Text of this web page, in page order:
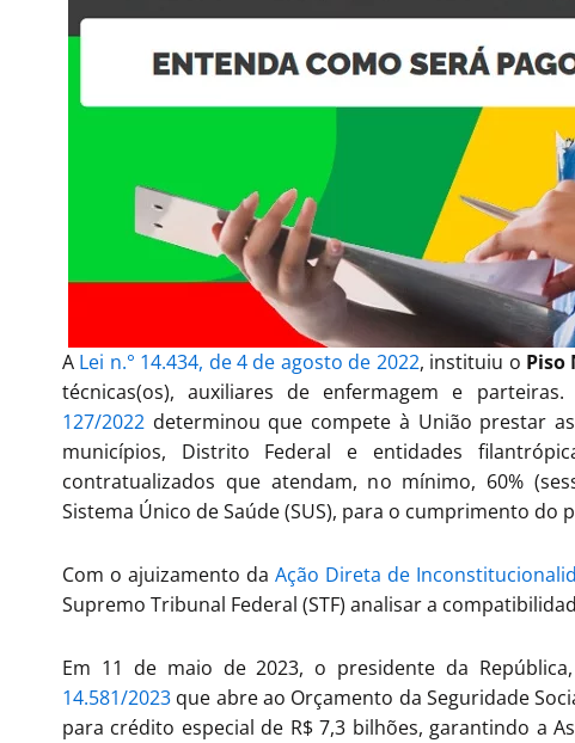
A Lei n.° 14.434, de 4 de agosto de 2022, instituiu o Piso
técnicas(os), auxiliares de enfermagem e
127/2022 determinou que compete à União prestar
municípios, Distrito Federal e entidades
contratualizados que atendam, no mínimo, 60%
Sistema Único de Saúde (SUS), para o cumprimento
Com o ajuizamento daAção Direta de
Supremo Tribunal Federal (STF) analisar a
Em 11 de maio de 2023, o presidente da
14.581/2023 que abre ao Orçamento da Seguridade
para crédito especial de R$ 7,3 bilhões, garantindo a